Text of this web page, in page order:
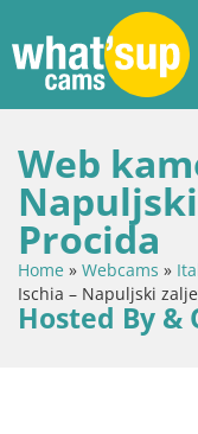
Web
Procida
Home » Webcams »
Ischia – Napuljski
Hosted By &